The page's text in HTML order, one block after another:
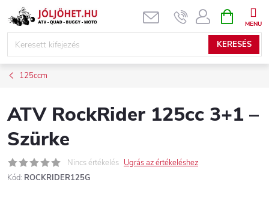
Ugrás
KERESÉS
KOSÁR
125ccm
ATV RockRider 125cc 3+1 –
Szürke
Nincs értékelés Ugrás az értékeléshez
Kód: ROCKRIDER125G